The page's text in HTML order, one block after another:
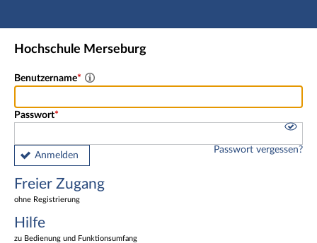
Hauptnavigation
Freier Zugang
Nutzerdaten abrufen
Fußzeile
Hochschule Merseburg
Benutzername
Passwort
Anmelden
Passwort vergessen?
Freier Zugang
ohne Registrierung
Hilfe
zu Bedienung und Funktionsumfang